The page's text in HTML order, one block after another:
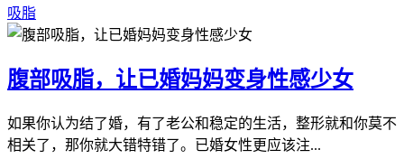
吸脂
腹部吸脂，让已婚妈妈变身性感少女
如果你认为结了婚，有了老公和稳定的生活，整形就和你莫不
相关了，那你就大错特错了。已婚女性更应该注...